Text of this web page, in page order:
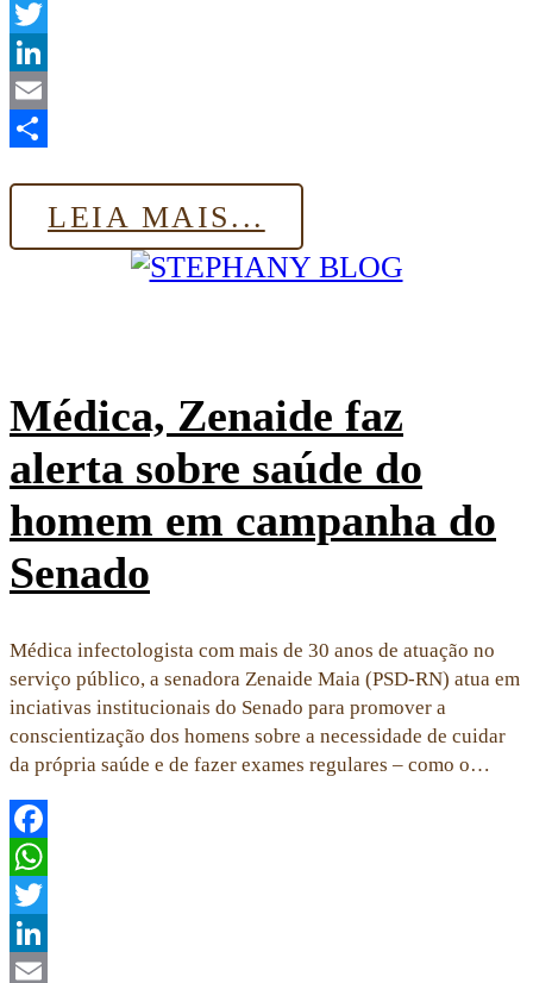
WhatsApp
Twitter
LinkedIn
Email
LEIA MAIS...
Médica, Zenaide faz
alerta sobre saúde do
homem em campanha do
Senado
Médica infectologista com mais de 30 anos de atuação no
serviço público, a senadora Zenaide Maia (PSD-RN) atua em
inciativas institucionais do Senado para promover a
conscientização dos homens sobre a necessidade de cuidar
da própria saúde e de fazer exames regulares – como o…
Facebook
WhatsApp
Twitter
LinkedIn